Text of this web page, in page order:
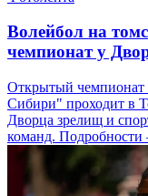
Волейбол на
чемпионат у
Открытый чемпионат
Сибири" проходит в
Дворца зрелищ и
команд.